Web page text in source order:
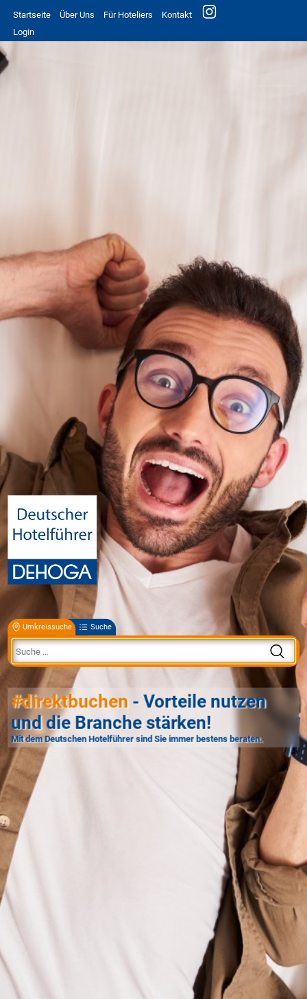
Startseite Über Uns Für Hoteliers
Kontakt
Login
Umkreissuche Suche
#direktbuchen - Vorteile nutzen
und die Branche stärken!
Mit dem Deutschen Hotelführer sind Sie immer bestens beraten.